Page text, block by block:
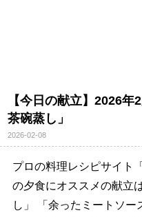
【今日の献立】2026
茶碗蒸し」
2026-02-08
プロの料理レシピサイト
の夕食にオススメの献立
し」 「余ったミートソ